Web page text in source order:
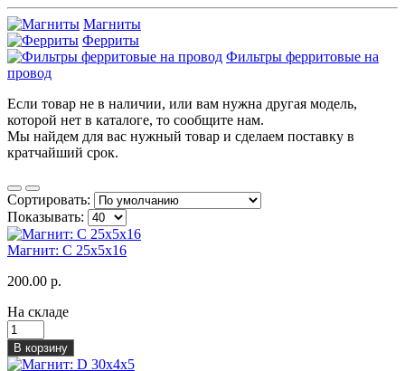
Магниты
Ферриты
Фильтры ферритовые на
провод
Если товар не в наличии, или вам нужна другая модель,
которой нет в каталоге, то сообщите нам.
Мы найдем для вас нужный товар и сделаем поставку в
кратчайший срок.
Сортировать:
Показывать:
Магнит: C 25x5x16
200.00 р.
На складе
В корзину